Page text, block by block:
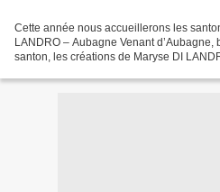
Cette année nous accueillerons les
LANDRO – Aubagne Venant
santon, les créations de Maryse DI